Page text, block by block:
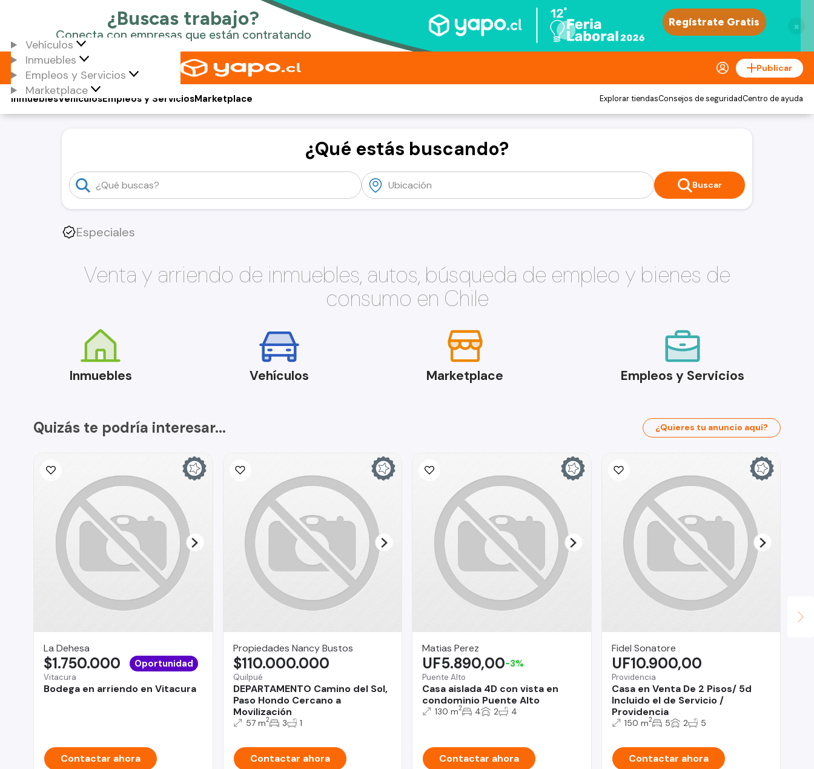
×
Vehículos
Inmuebles
Empleos y Servicios
Marketplace
Publicar
Vehículos
Inmuebles Empleos y ServiciosMarketplace Explorar tiendasConsejos de seguridadCentro de ayuda
¿Qué estás buscando?
Buscar
Especiales
Venta y arriendo de inmuebles, autos, búsqueda de empleo y bienes de
consumo en Chile
Inmuebles Vehículos Marketplace Empleos y Servicios
Quizás te podría interesar... ¿Quieres tu anuncio aquí?
La Dehesa
Vitacura
Bodega en arriendo en Vitacura
$1.750.000 Oportunidad
Contactar ahora
Propiedades Nancy Bustos
Quilpué
DEPARTAMENTO Camino del Sol,
Paso Hondo Cercano a
Movilización
$110.000.000
57 m2 3 1
Contactar ahora
Matias Perez
Puente Alto
Casa aislada 4D con vista en
condominio Puente Alto
UF5.890,00-3%
130 m2 4 2 4
Contactar ahora
Fidel Sonatore
Providencia
Casa en Venta De 2 Pisos/ 5d
Incluido el de Servicio /
Providencia
UF10.900,00
150 m2 5 2 5
Contactar ahora